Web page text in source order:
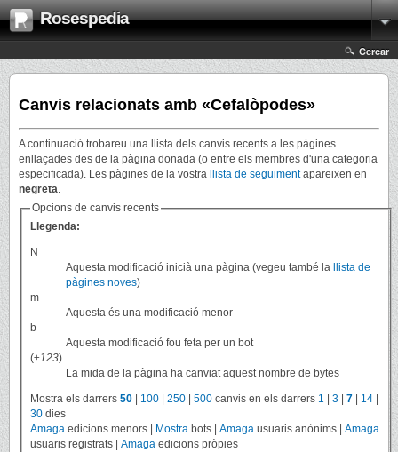
Rosespedia
Cercar
Canvis relacionats amb «Cefalòpodes»
A continuació trobareu una llista dels canvis recents a les pàgines
enllaçades des de la pàgina donada (o entre els membres d'una categoria
especificada). Les pàgines de la vostra
llista de seguimentapareixen en
negreta.
Opcions de canvis recents
Llegenda:
N
Aquesta modificació inicià una pàgina (vegeu també la
llista de
pàgines noves)
m
Aquesta és una modificació menor
b
Aquesta modificació fou feta per un bot
(±123)
La mida de la pàgina ha canviat aquest nombre de bytes
Mostra els darrers 50 100 250 500 canvis en els darrers 1 3 7 14
30 dies
Amaga edicions menors | Mostra bots | Amaga usuaris anònims | Amaga
usuaris registrats | Amaga edicions pròpies